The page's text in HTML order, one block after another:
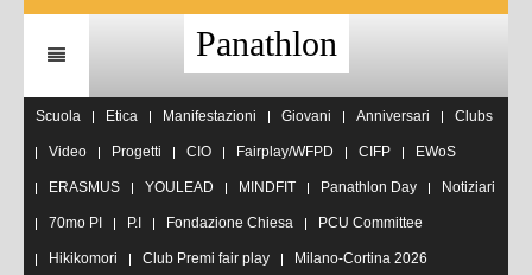
Panathlon
Scuola Etica Manifestazioni Giovani Anniversari Clubs
Video Progetti CIO Fairplay/WFPD CIFP EWoS
ERASMUS YOULEAD MINDFIT Panathlon Day Notiziari
70mo PI P.I Fondazione Chiesa PCU Committee
Hikikomori Club Premi fair play Milano-Cortina 2026